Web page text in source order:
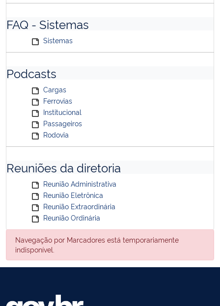
FAQ - Sistemas
Sistemas
Podcasts
Cargas
Ferrovias
Institucional
Passageiros
Rodovia
Reuniões da diretoria
Reunião Administrativa
Reunião Eletrônica
Reunião Extraordinária
Reunião Ordinária
Navegação por Marcadores está temporariamente
indisponível.